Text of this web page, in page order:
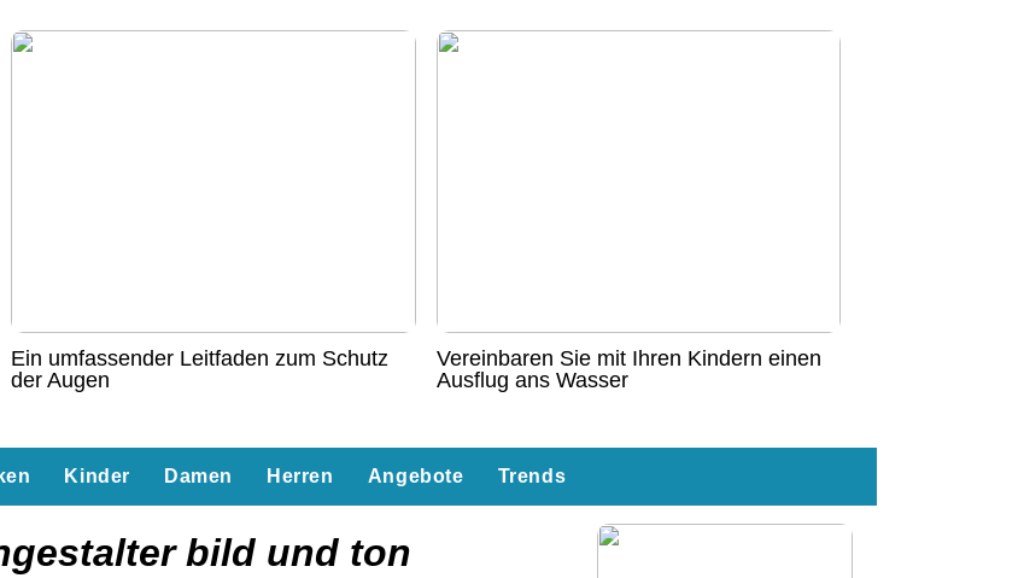
Ein umfassender Leitfaden zum Schutz
der Augen
Vereinbaren Sie mit Ihren Kindern einen
Ausflug ans Wasser
Kinder Damen Herren Angebote Trends
bild und ton